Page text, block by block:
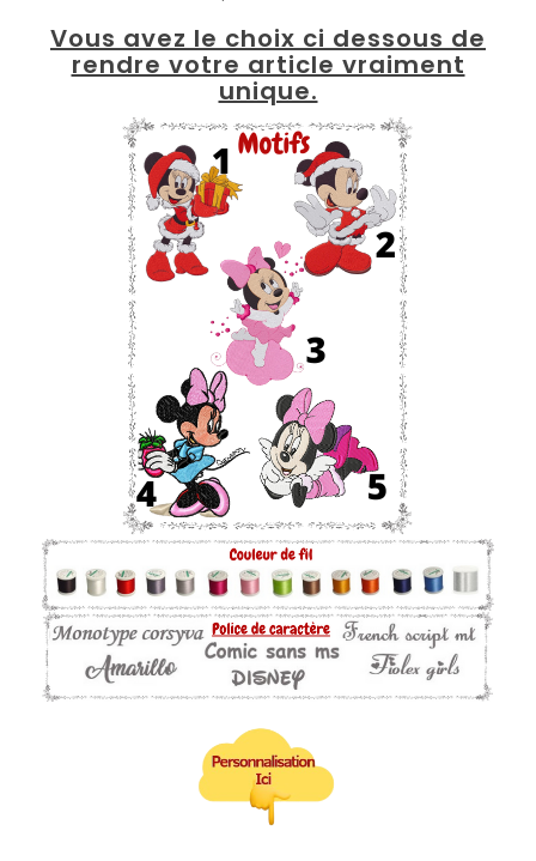
Vous avez le choix ci dessous de
rendre votre article vraiment
unique.